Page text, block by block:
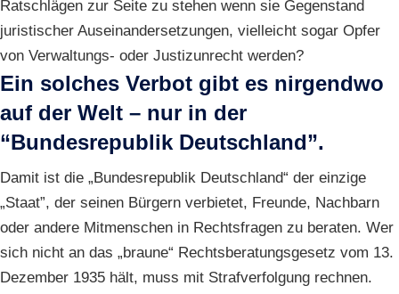
Ratschlägen zur Seite zu stehen wenn sie Gegenstand
juristischer Auseinandersetzungen, vielleicht sogar Opfer
von Verwaltungs- oder Justizunrecht werden?
Ein solches Verbot gibt es nirgendwo
auf der Welt – nur in der
“Bundesrepublik Deutschland”.
Damit ist die „Bundesrepublik Deutschland“ der einzige
„Staat”, der seinen Bürgern verbietet, Freunde, Nachbarn
oder andere Mitmenschen in Rechtsfragen zu beraten. Wer
sich nicht an das „braune“ Rechtsberatungsgesetz vom 13.
Dezember 1935 hält, muss mit Strafverfolgung rechnen.